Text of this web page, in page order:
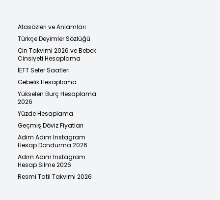
Atasözleri ve Anlamları
Türkçe Deyimler Sözlüğü
Çin Takvimi 2026 ve Bebek
Cinsiyeti Hesaplama
İETT Sefer Saatleri
Gebelik Hesaplama
Yükselen Burç Hesaplama
2026
Yüzde Hesaplama
Geçmiş Döviz Fiyatları
Adım Adım Instagram
Hesap Dondurma 2026
Adım Adım Instagram
Hesap Silme 2026
Resmi Tatil Takvimi 2026